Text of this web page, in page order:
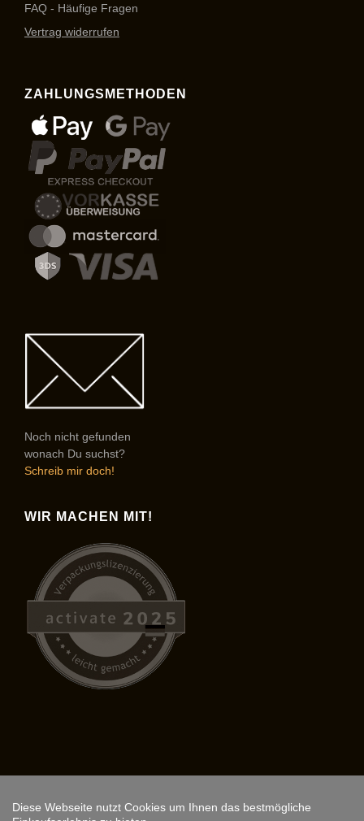
FAQ - Häufige Fragen
Vertrag widerrufen
ZAHLUNGSMETHODEN
Noch nicht gefunden
wonach Du suchst?
Schreib mir doch!
WIR MACHEN MIT!
Copyright © 2026, ARS FANTASIO.
Diese Webseite nutzt Cookies um Ihnen das bestmögliche